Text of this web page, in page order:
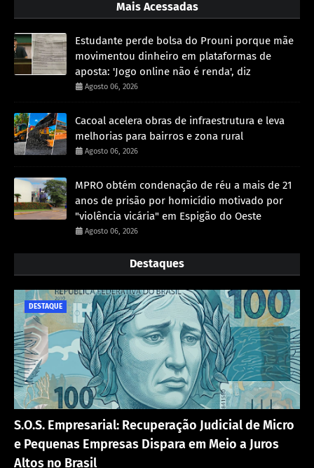
Mais Acessadas
Estudante perde bolsa do Prouni porque mãe
movimentou dinheiro em plataformas de
aposta: 'Jogo online não é renda', diz
Agosto 06, 2026
Cacoal acelera obras de infraestrutura e leva
melhorias para bairros e zona rural
Agosto 06, 2026
MPRO obtém condenação de réu a mais de 21
anos de prisão por homicídio motivado por
"violência vicária" em Espigão do Oeste
Agosto 06, 2026
Destaques
DESTAQUE
S.O.S. Empresarial: Recuperação Judicial de Micro
e Pequenas Empresas Dispara em Meio a Juros
Altos no Brasil